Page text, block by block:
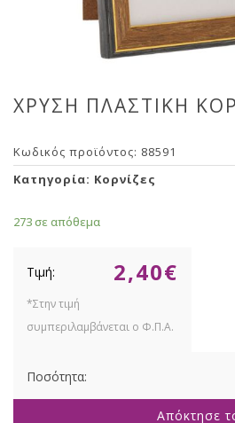
ΧΡΥΣΗ ΠΛΑΣΤΙΚΗ
Κωδικός προϊόντος: 88591
Κατηγορία: Κορνίζες
273 σε απόθεμα
2,40€
Απόκτησε